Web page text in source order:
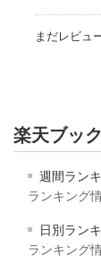
まだレビュ
楽天ブッ
週間ラン
ランキング
日別ラン
ランキング